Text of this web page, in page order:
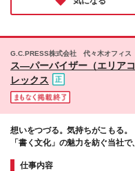
で、働きなが
G.C.PRESS株式会社 代々木オフィス
ス―パーバイザー（エリア
レックス
想いをつづる。気持ちがこもる。
「書く文化」の魅力を紡ぐ当社
仕事内容